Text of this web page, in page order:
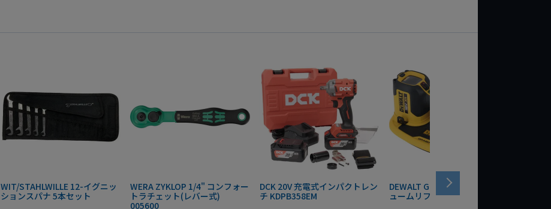
WIT/STAHLWILLE 12-イグニッ
ションスパナ 5本セット
WERA ZYKLOP 1/4" コンフォー
トラチェット(レバー式)
005600
DCK 20V 充電式インパクトレン
チ KDPB358EM
DEWALT GRABO 18V電動バキ
ュームリフター DCE590N-XJ